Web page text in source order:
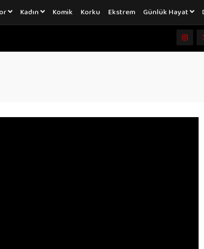
Kadın Komik Korku Ekstrem Günlük Hayat